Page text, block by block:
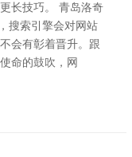
长技巧。 青岛洛奇
搜索引擎会对网站
会有彰着晋升。跟
命的鼓吹，网